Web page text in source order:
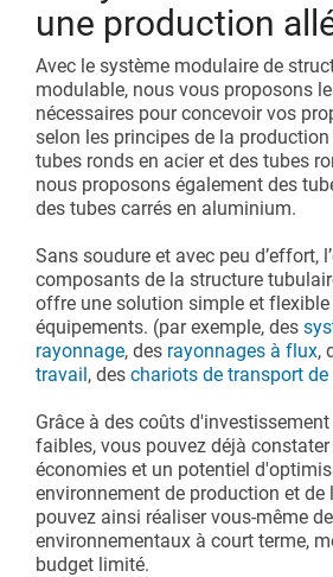
Convoyeurs à rouleaux
Karakuri
Tableaux blancs
Station FIFO
OVERVIEW
Catalogue et centre de téléchargement
Lancer un projet allégé
une production
Avec le système modulaire de
modulable, nous vous proposons
nécessaires pour concevoir vos
selon les principes de la
tubes ronds en acier et des tubes
nous proposons également des
des tubes carrés en aluminium.
Sans soudure et avec peu d’effort,
composants de la structure
offre une solution simple et
équipements. (par exemple, des
rayonnage, des rayonnages à flux,
travail, des chariots de transport
Grâce à des coûts
faibles, vous pouvez déjà
économies et un potentiel
environnement de production et de
pouvez ainsi réaliser vous-même
environnementaux à court terme,
budget limité.